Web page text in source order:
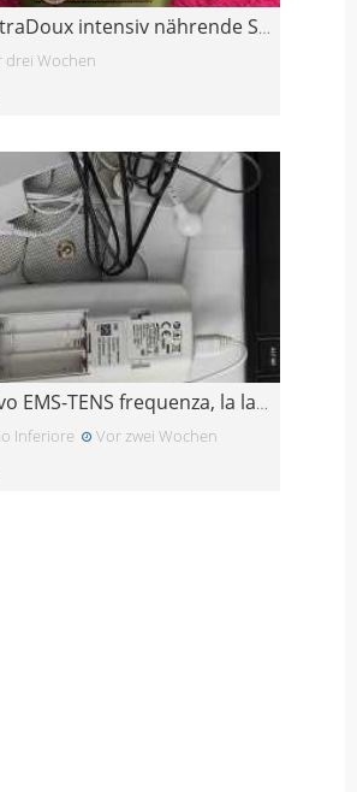
Garnier UltraDoux intensiv nährende Spülung (1/3 v
drei Wochen
Il dispositivo EMS-TENS frequenza, la larghezza de
Inferiore Vor zwei Wochen